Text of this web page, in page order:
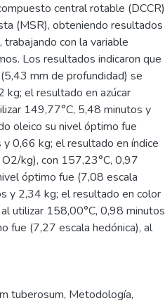
central rotable (DCCR)
(MSR), obteniendo resultados
con la variable
Los resultados indicaron que
mm de profundidad) se
el resultado en azúcar
149,77°C, 5,48 minutos y
oleico su nivel óptimo fue
0,66 kg; el resultado en índice
kg), con 157,23°C, 0,97
óptimo fue (7,08 escala
y 2,34 kg; el resultado en color
utilizar 158,00°C, 0,98 minutos
fue (7,27 escala hedónica), al
tuberosum, Metodología,